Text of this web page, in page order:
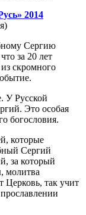
2014
Сергию
за 20 лет
скромного
У Русской
Это особая
богословия.
которые
Сергий
за который
молитва
так учит